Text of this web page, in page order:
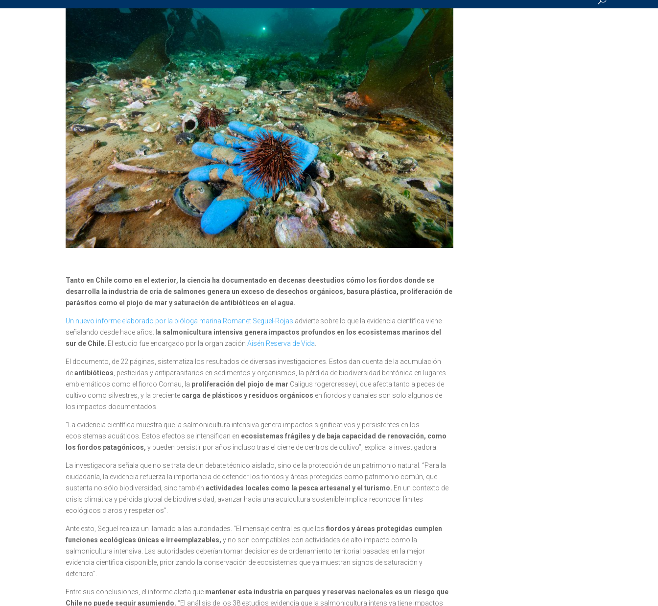
Tanto en Chile como en el exterior, la ciencia ha documentado en decenas deestudios cómo los fiordos donde se
desarrolla la industria de cría de salmones genera un exceso de desechos orgánicos, basura plástica, proliferación de
parásitos como el piojo de mar y saturación de antibióticos en el agua.
Un nuevo informe elaborado por la bióloga marina Romanet Seguel-Rojas advierte sobre lo que la evidencia científica viene
señalando desde hace años: la salmonicultura intensiva genera impactos profundos en los ecosistemas marinos del
sur de Chile. El estudio fue encargado por la organizaciónAisén Reserva de Vida
El documento, de 22 páginas, sistematiza los resultados de diversas investigaciones. Estos dan cuenta de la acumulación
deantibióticos , pesticidas y antiparasitarios en sedimentos y organismos, la pérdida de biodiversidad bentónica en lugares
emblemáticos como el fiordo Comau, la proliferación del piojo de mar Caligus rogercresseyi, que afecta tanto a peces de
cultivo como silvestres, y la creciente carga de plásticos y residuos orgánicos en fiordos y canales son solo algunos de
los impactos documentados.
“La evidencia científica muestra que la salmonicultura intensiva genera impactos significativos y persistentes en los
ecosistemas acuáticos. Estos efectos se intensifican en ecosistemas frágiles y de baja capacidad de renovación, como
los fiordos patagónicos,y pueden persistir por años incluso tras el cierre de centros de cultivo”, explica la investigadora.
La investigadora señala que no se trata de un debate técnico aislado, sino de la protección de un patrimonio natural. “Para la
ciudadanía, la evidencia refuerza la importancia de defender los fiordos y áreas protegidas como patrimonio común, que
sustenta no sólo biodiversidad, sino tambiénactividades locales como la pesca artesanal y el turismo. En un contexto de
crisis climática y pérdida global de biodiversidad, avanzar hacia una acuicultura sostenible implica reconocer límites
ecológicos claros y respetarlos”.
Ante esto, Seguel realiza un llamado a las autoridades. “El mensaje central es que losfiordos y áreas protegidas cumplen
funciones ecológicas únicas e irreemplazables, y no son compatibles con actividades de alto impacto como la
salmonicultura intensiva. Las autoridades deberían tomar decisiones de ordenamiento territorial basadas en la mejor
evidencia científica disponible, priorizando la conservación de ecosistemas que ya muestran signos de saturación y
deterioro”.
Entre sus conclusiones, el informe alerta que mantener esta industria en parques y reservas nacionales es un riesgo que
Chile no puede seguir asumiendo. “El análisis de los 38 estudios evidencia que la salmonicultura intensiva tiene impactos